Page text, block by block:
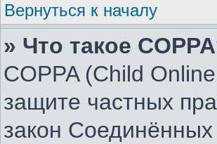
Вернуться к началу
» Что такое
COPPA (Child
защите частных
закон